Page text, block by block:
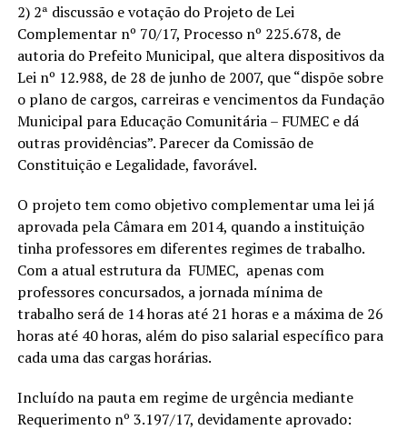
2) 2ª discussão e votação do Projeto de Lei
Complementar nº 70/17, Processo nº 225.678, de
autoria do Prefeito Municipal, que altera dispositivos da
Lei nº 12.988, de 28 de junho de 2007, que “dispõe sobre
o plano de cargos, carreiras e vencimentos da Fundação
Municipal para Educação Comunitária – FUMEC e dá
outras providências”. Parecer da Comissão de
Constituição e Legalidade, favorável.
O projeto tem como objetivo complementar uma lei já
aprovada pela Câmara em 2014, quando a instituição
tinha professores em diferentes regimes de trabalho.
Com a atual estrutura da FUMEC, apenas com
professores concursados, a jornada mínima de
trabalho será de 14 horas até 21 horas e a máxima de 26
horas até 40 horas, além do piso salarial específico para
cada uma das cargas horárias.
Incluído na pauta em regime de urgência mediante
Requerimento nº 3.197/17, devidamente aprovado: